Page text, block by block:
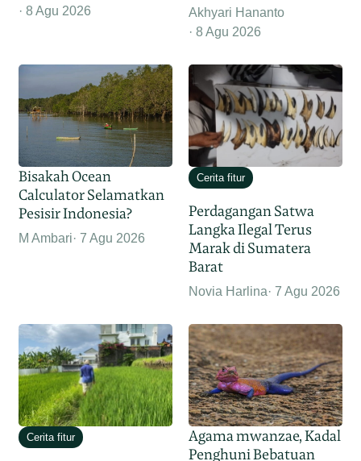
8 Agu 2026
Akhyari Hananto
8 Agu 2026
Bisakah Ocean
Calculator Selamatkan
Pesisir Indonesia?
M Ambari 7 Agu 2026
Cerita fitur
Perdagangan Satwa
Langka Ilegal Terus
Marak di Sumatera
Barat
Novia Harlina 7 Agu 2026
Cerita fitur
Agama mwanzae, Kadal
Penghuni Bebatuan